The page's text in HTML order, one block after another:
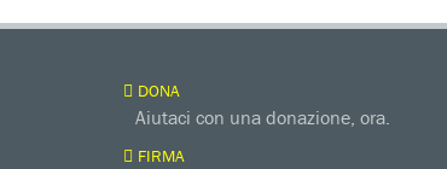
DONA
Aiutaci con una donazione, ora.
FIRMA